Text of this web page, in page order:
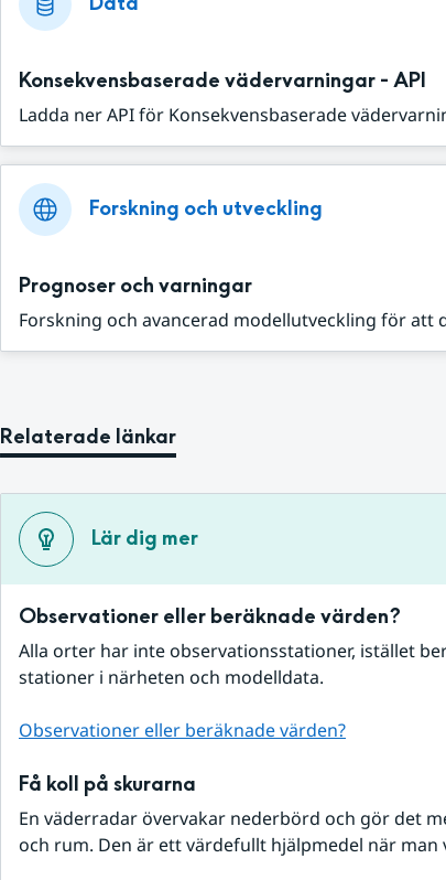
Konsekvensbaserade vädervarningar - API
Ladda ner API för Konsekvensbaserade
Forskning och utveckling
Prognoser och varningar
Forskning och avancerad modellutveckling för att
Relaterade länkar
Lär dig mer
Observationer eller beräknade värden?
Alla orter har inte observationsstationer, istället
stationer i närheten och modelldata.
Observationer eller beräknade värden?
Få koll på skurarna
En väderradar övervakar nederbörd och gör det
och rum. Den är ett värdefullt hjälpmedel när man